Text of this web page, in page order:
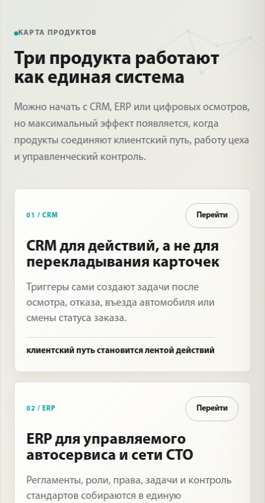
КАРТА ПРОДУКТОВ
Три продукта работают
как единая система
Можно начать с CRM, ERP или цифровых осмотров,
но максимальный эффект появляется, когда
продукты соединяют клиентский путь, работу цеха
и управленческий контроль.
01 / CRM Перейти
CRM для действий, а не для
перекладывания карточек
Триггеры сами создают задачи после
осмотра, отказа, въезда автомобиля или
смены статуса заказа.
клиентский путь становится лентой действий
02 / ERP Перейти
ERP для управляемого
автосервиса и сети СТО
Регламенты, роли, права, задачи и контроль
стандартов собираются в единую